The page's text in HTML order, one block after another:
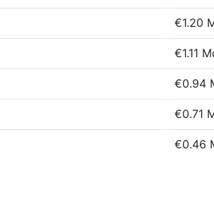
€1.20
€1.11
€0.94
€0.71
€0.46